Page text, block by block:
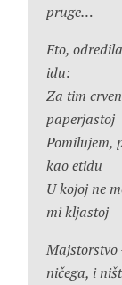
pruge…
Eto,
idu:
Za tim
paperjastoj
Pomilujem,
kao etidu
U kojoj ne
mi kljastoj
Majstorstvo
ničega, i